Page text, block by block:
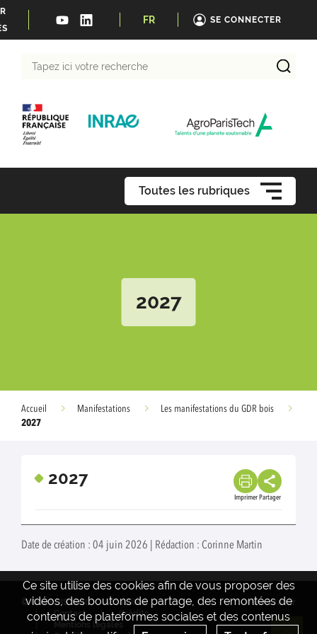
FR SE CONNECTER
Toutes les rubriques
2027
Accueil Manifestations
Les manifestations du GDR bois
2027
2027
Imprimer Partager
Date de création : 04 juin 2026 | Rédaction : Corinne Martin
Ce site utilise des cookies afin de vous proposer des
vidéos, des boutons de partage, des remontées de
contenus de plateformes sociales et des contenus
© GDRBOIS 2026
Actualités
Contact
Crédits
Mentions legales
www.inrae.fr